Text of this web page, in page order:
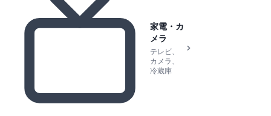
家電・カ
メラ
テレビ、
カメラ、
冷蔵庫